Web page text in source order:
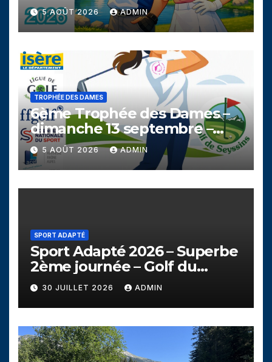
5 AOÛT 2026 ADMIN
TROPHÉE DES DAMES
6ème Trophée des Dames –
dimanche 13 septembre –
Golf de Seyssins
5 AOÛT 2026 ADMIN
SPORT ADAPTÉ
Sport Adapté 2026 – Superbe
2ème journée – Golf du
Campanil
30 JUILLET 2026 ADMIN